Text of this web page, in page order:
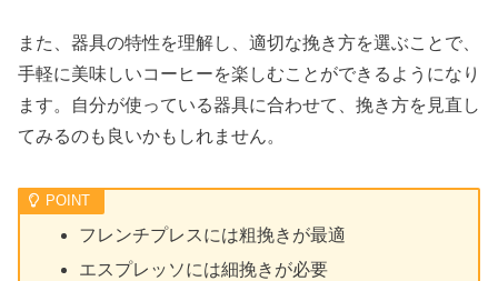
また、器具の特性を理解し、適切な挽き方を選ぶことで、
手軽に美味しいコーヒーを楽しむことができるようになり
ます。自分が使っている器具に合わせて、挽き方を見直し
てみるのも良いかもしれません。
フレンチプレスには粗挽きが最適
エスプレッソには細挽きが必要